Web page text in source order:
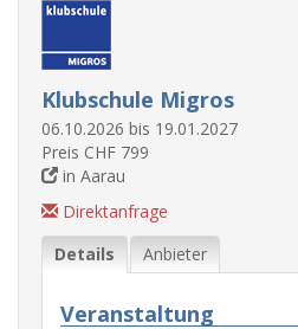
Klubschule Migros
06.10.2026 bis 19.01.2027
Preis CHF 799
in Aarau
Direktanfrage
Details
Anbieter
Veranstaltung